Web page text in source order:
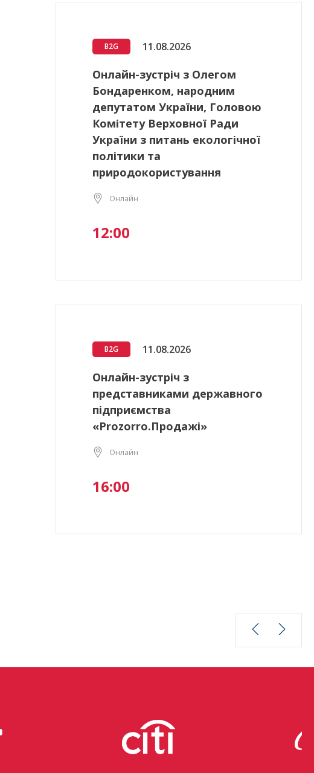
B2G 11.08.2026
Онлайн-зустріч з Олегом
Бондаренком, народним
депутатом України, Головою
Комітету Верховної Ради
України з питань екологічної
політики та
природокористування
Онлайн
12:00
B2G 11.08.2026
Онлайн-зустріч з
представниками державного
підприємства
«Prozorro.Продажі»
Онлайн
16:00